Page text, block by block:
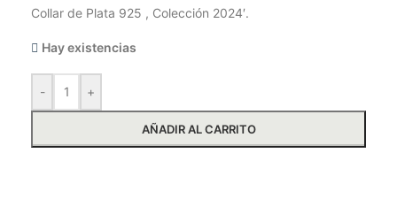
Collar de Plata 925 , Colección 2024′.
Hay existencias
- +
AÑADIR AL CARRITO